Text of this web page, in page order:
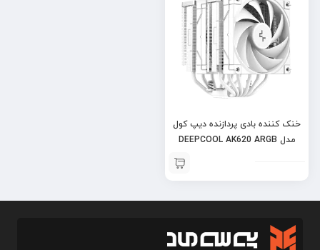
خنک کننده بادی پردازنده دیپ کول
مدل DEEPCOOL AK620 ARGB